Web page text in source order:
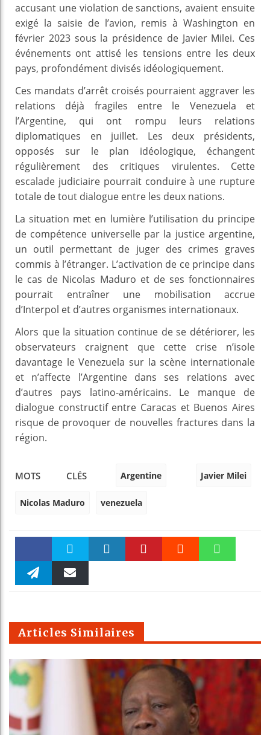
accusant une violation de sanctions, avaient ensuite
exigé la saisie de l’avion, remis à Washington en
février 2023 sous la présidence de Javier Milei. Ces
événements ont attisé les tensions entre les deux
pays, profondément divisés idéologiquement.
Ces mandats d’arrêt croisés pourraient aggraver les
relations déjà fragiles entre le Venezuela et
l’Argentine, qui ont rompu leurs relations
diplomatiques en juillet. Les deux présidents,
opposés sur le plan idéologique, échangent
régulièrement des critiques virulentes. Cette
escalade judiciaire pourrait conduire à une rupture
totale de tout dialogue entre les deux nations.
La situation met en lumière l’utilisation du principe
de compétence universelle par la justice argentine,
un outil permettant de juger des crimes graves
commis à l’étranger. L’activation de ce principe dans
le cas de Nicolas Maduro et de ses fonctionnaires
pourrait entraîner une mobilisation accrue
d’Interpol et d’autres organismes internationaux.
Alors que la situation continue de se détériorer, les
observateurs craignent que cette crise n’isole
davantage le Venezuela sur la scène internationale
et n’affecte l’Argentine dans ses relations avec
d’autres pays latino-américains. Le manque de
dialogue constructif entre Caracas et Buenos Aires
risque de provoquer de nouvelles fractures dans la
région.
MOTS CLÉS Argentine Javier Milei
Nicolas Maduro venezuela
Faceboo Twitter
m
Articles Similaires